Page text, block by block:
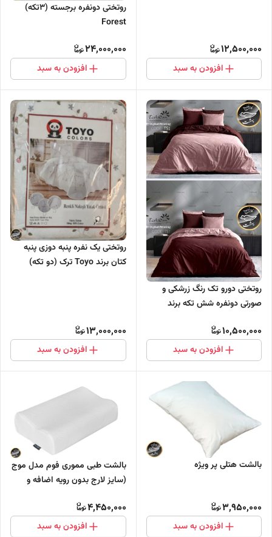
12,500,000
افزودن به سبد
روتختی دونفره برجسته (3تکه)
Forest
24,000,000
افزودن به سبد
روتختی دورو تک رنگ زرشکی و
صورتی دونفره شش تکه برند
10,500,000
افزودن به سبد
روتختی یک نفره پنبه دوزی پنبه
کتان برند Toyo ترک (دو تکه)
13,000,000
افزودن به سبد
بالشت هتلی پر ویژه
3,950,000
افزودن به سبد
بالشت طبی مموری فوم مدل موج
(سایز لارج بدون رویه اضافه و
4,450,000
افزودن به سبد